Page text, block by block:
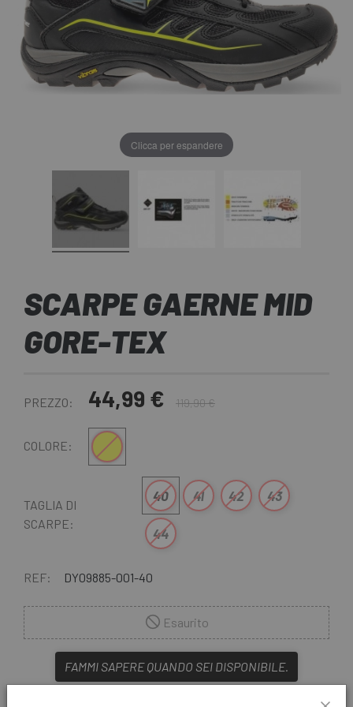
Clicca per espandere
SCARPE GAERNE MID
GORE-TEX
PREZZO: 44,99 € 119,90 €
COLORE:Nero-Grigio-Giallo
TAGLIA DI
SCARPE:
40 41 42 43
44
REF: DY09885-001-40
Esaurito
FAMMI SAPERE QUANDO SEI DISPONIBILE.